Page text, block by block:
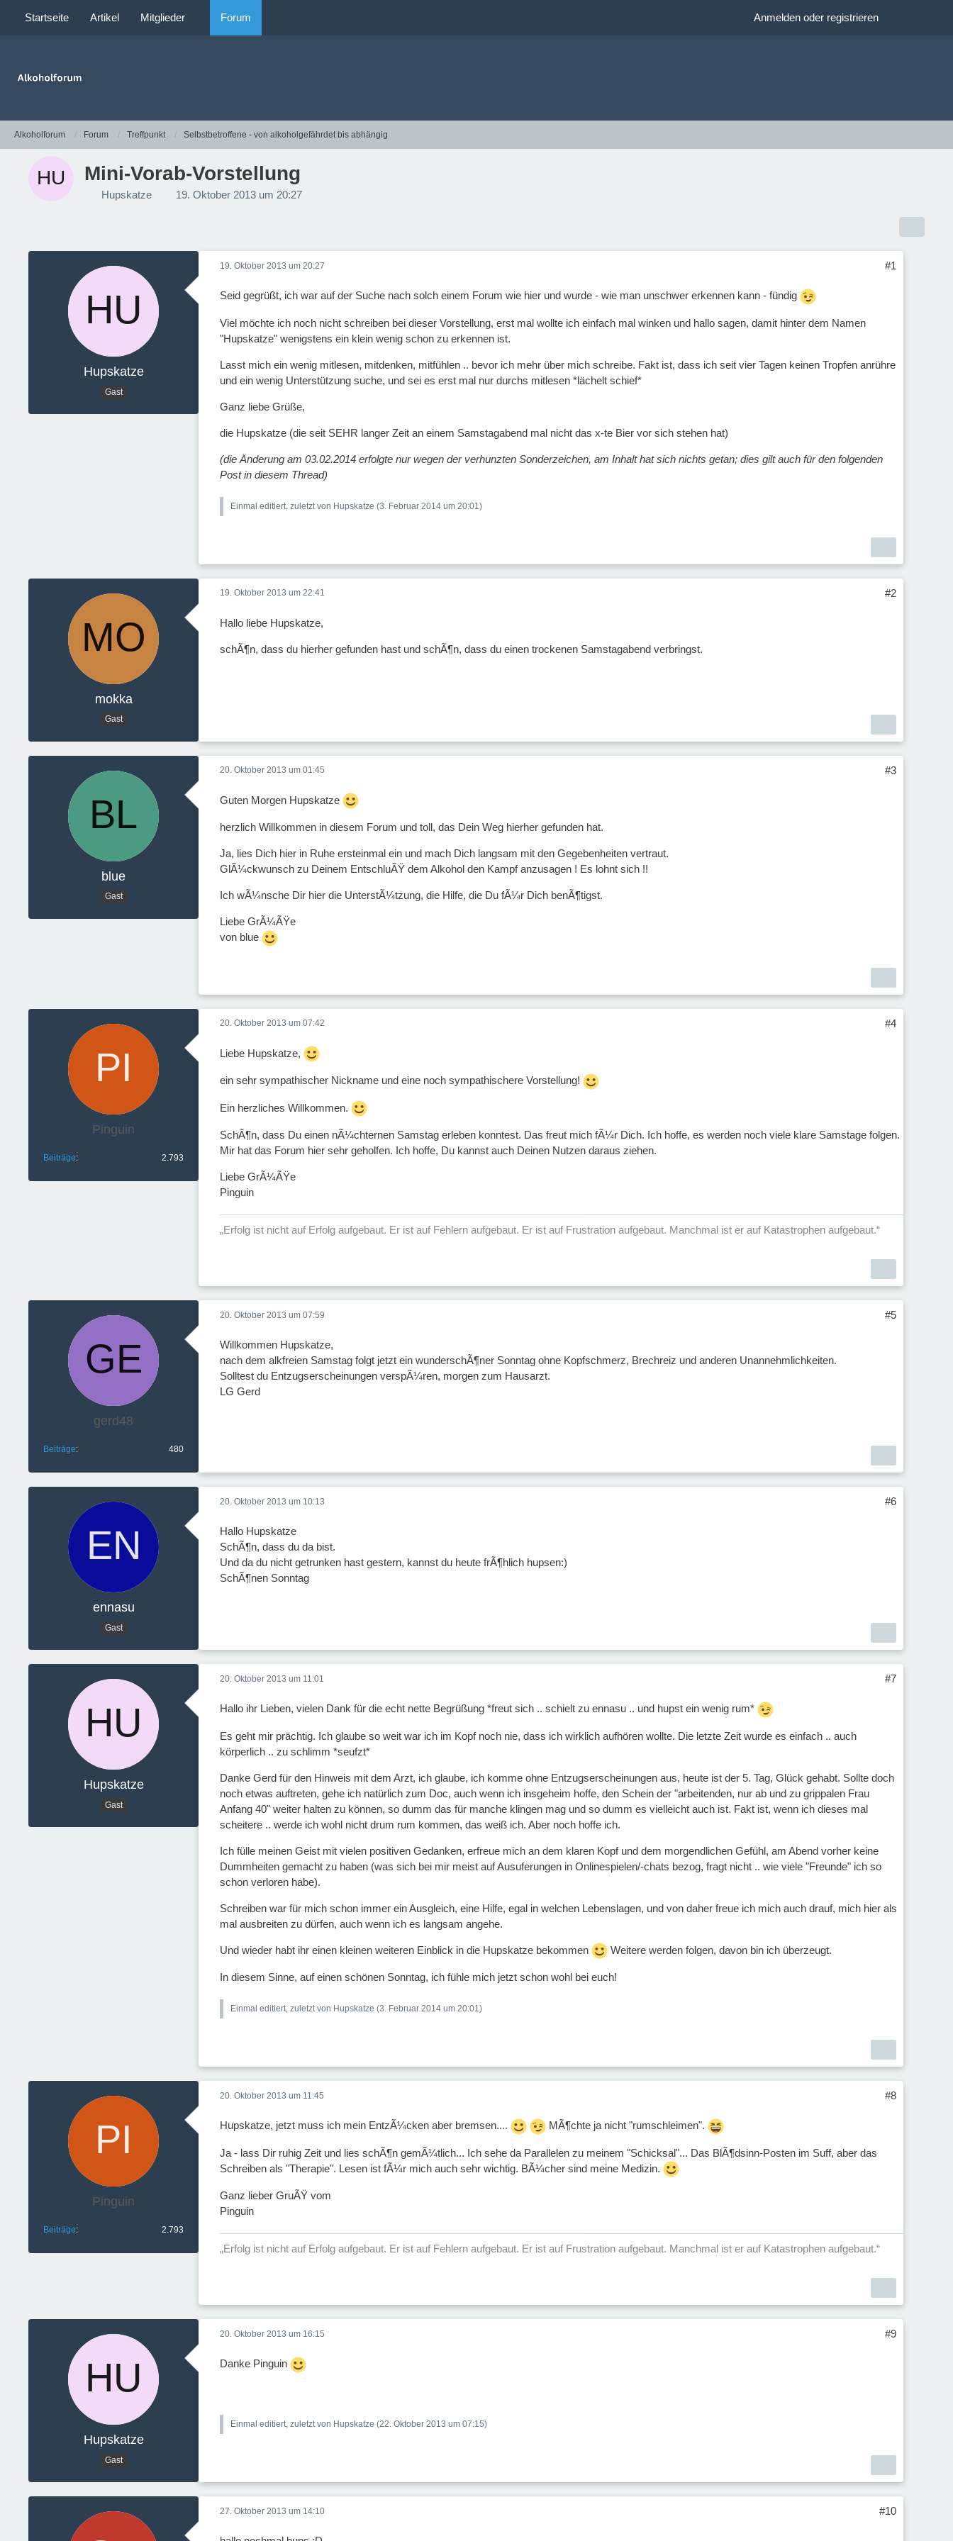
Startseite Artikel Mitglieder Forum Anmelden oder registrieren
Alkoholforum Forum Treffpunkt Selbstbetroffene - von alkoholgefährdet bis abhängig
Mini-Vorab-Vorstellung
Hupskatze 19. Oktober 2013 um 20:27
Hupskatze
Gast
19. Oktober 2013 um 20:27 #1
Seid gegrüßt, ich war auf der Suche nach solch einem Forum wie hier und wurde - wie man unschwer erkennen kann - fündig
Viel möchte ich noch nicht schreiben bei dieser Vorstellung, erst mal wollte ich einfach mal winken und hallo sagen, damit hinter dem Namen
"Hupskatze" wenigstens ein klein wenig schon zu erkennen ist.
Lasst mich ein wenig mitlesen, mitdenken, mitfühlen .. bevor ich mehr über mich schreibe. Fakt ist, dass ich seit vier Tagen keinen Tropfen anrühre
und ein wenig Unterstützung suche, und sei es erst mal nur durchs mitlesen *lächelt schief*
Ganz liebe Grüße,
die Hupskatze (die seit SEHR langer Zeit an einem Samstagabend mal nicht das x-te Bier vor sich stehen hat)
(die Änderung am 03.02.2014 erfolgte nur wegen der verhunzten Sonderzeichen, am Inhalt hat sich nichts getan; dies gilt auch für den folgenden
Post in diesem Thread)
Einmal editiert, zuletzt von Hupskatze (3. Februar 2014 um 20:01 )
mokka
Gast
19. Oktober 2013 um 22:41 #2
Hallo liebe Hupskatze,
schÃ¶n, dass du hierher gefunden hast und schÃ¶n, dass du einen trockenen Samstagabend verbringst.
blue
Gast
20. Oktober 2013 um 01:45 #3
Guten Morgen Hupskatze
herzlich Willkommen in diesem Forum und toll, das Dein Weg hierher gefunden hat.
Ja, lies Dich hier in Ruhe ersteinmal ein und mach Dich langsam mit den Gegebenheiten vertraut.
GlÃ¼ckwunsch zu Deinem EntschluÃŸ dem Alkohol den Kampf anzusagen ! Es lohnt sich !!
Ich wÃ¼nsche Dir hier die UnterstÃ¼tzung, die Hilfe, die Du fÃ¼r Dich benÃ¶tigst.
Liebe GrÃ¼ÃŸe
von blue
Pinguin
Beiträge 2.793
20. Oktober 2013 um 07:42 #4
Liebe Hupskatze,
ein sehr sympathischer Nickname und eine noch sympathischere Vorstellung!
Ein herzliches Willkommen.
SchÃ¶n, dass Du einen nÃ¼chternen Samstag erleben konntest. Das freut mich fÃ¼r Dich. Ich hoffe, es werden noch viele klare Samstage folgen.
Mir hat das Forum hier sehr geholfen. Ich hoffe, Du kannst auch Deinen Nutzen daraus ziehen.
Liebe GrÃ¼ÃŸe
Pinguin
„Erfolg ist nicht auf Erfolg aufgebaut. Er ist auf Fehlern aufgebaut. Er ist auf Frustration aufgebaut. Manchmal ist er auf Katastrophen aufgebaut.“
gerd48
Beiträge 480
20. Oktober 2013 um 07:59 #5
Willkommen Hupskatze,
nach dem alkfreien Samstag folgt jetzt ein wunderschÃ¶ner Sonntag ohne Kopfschmerz, Brechreiz und anderen Unannehmlichkeiten.
Solltest du Entzugserscheinungen verspÃ¼ren, morgen zum Hausarzt.
LG Gerd
ennasu
Gast
20. Oktober 2013 um 10:13 #6
Hallo Hupskatze
SchÃ¶n, dass du da bist.
Und da du nicht getrunken hast gestern, kannst du heute frÃ¶hlich hupsen:)
SchÃ¶nen Sonntag
Hupskatze
Gast
20. Oktober 2013 um 11:01 #7
Hallo ihr Lieben, vielen Dank für die echt nette Begrüßung *freut sich .. schielt zu ennasu .. und hupst ein wenig rum*
Es geht mir prächtig. Ich glaube so weit war ich im Kopf noch nie, dass ich wirklich aufhören wollte. Die letzte Zeit wurde es einfach .. auch
körperlich .. zu schlimm *seufzt*
Danke Gerd für den Hinweis mit dem Arzt, ich glaube, ich komme ohne Entzugserscheinungen aus, heute ist der 5. Tag, Glück gehabt. Sollte doch
noch etwas auftreten, gehe ich natürlich zum Doc, auch wenn ich insgeheim hoffe, den Schein der "arbeitenden, nur ab und zu grippalen Frau
Anfang 40" weiter halten zu können, so dumm das für manche klingen mag und so dumm es vielleicht auch ist. Fakt ist, wenn ich dieses mal
scheitere .. werde ich wohl nicht drum rum kommen, das weiß ich. Aber noch hoffe ich.
Ich fülle meinen Geist mit vielen positiven Gedanken, erfreue mich an dem klaren Kopf und dem morgendlichen Gefühl, am Abend vorher keine
Dummheiten gemacht zu haben (was sich bei mir meist auf Ausuferungen in Onlinespielen/-chats bezog, fragt nicht .. wie viele "Freunde" ich so
schon verloren habe).
Schreiben war für mich schon immer ein Ausgleich, eine Hilfe, egal in welchen Lebenslagen, und von daher freue ich mich auch drauf, mich hier als
mal ausbreiten zu dürfen, auch wenn ich es langsam angehe.
Und wieder habt ihr einen kleinen weiteren Einblick in die Hupskatze bekommen Weitere werden folgen, davon bin ich überzeugt.
In diesem Sinne, auf einen schönen Sonntag, ich fühle mich jetzt schon wohl bei euch!
Einmal editiert, zuletzt von Hupskatze (3. Februar 2014 um 20:01)
Pinguin
Beiträge 2.793
20. Oktober 2013 um 11:45 #8
Hupskatze, jetzt muss ich mein EntzÃ¼cken aber bremsen.... MÃ¶chte ja nicht "rumschleimen".
Ja - lass Dir ruhig Zeit und lies schÃ¶n gemÃ¼tlich... Ich sehe da Parallelen zu meinem "Schicksal"... Das BlÃ¶dsinn-Posten im Suff, aber das
Schreiben als "Therapie". Lesen ist fÃ¼r mich auch sehr wichtig. BÃ¼cher sind meine Medizin.
Ganz lieber GruÃŸ vom
Pinguin
„Erfolg ist nicht auf Erfolg aufgebaut. Er ist auf Fehlern aufgebaut. Er ist auf Frustration aufgebaut. Manchmal ist er auf Katastrophen aufgebaut.“
Hupskatze
Gast
20. Oktober 2013 um 16:15 #9
Danke Pinguin
Einmal editiert, zuletzt von Hupskatze (22. Oktober 2013 um 07:15)
27. Oktober 2013 um 14:10 #10